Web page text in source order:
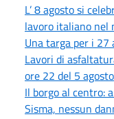
L’ 8 agosto si
lavoro italiano nel
Una targa per i
Lavori di
ore 22 del 5 agosto
Il borgo al centro:
Sisma, nessun